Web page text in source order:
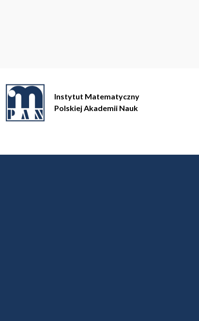
Instytut Matematyczny
Polskiej Akademii Nauk
Instytut